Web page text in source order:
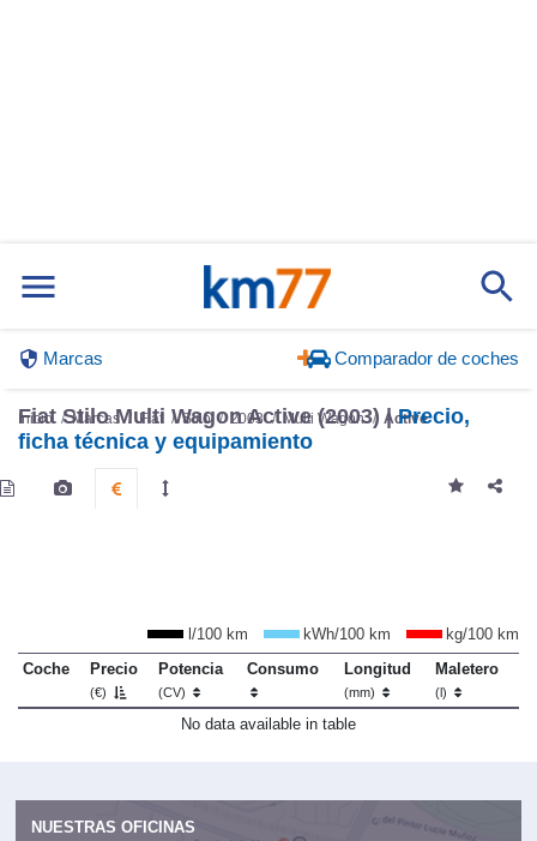
Marcas Comparador de coches
Inicio Marcas Fiat Stilo 2003 Multi Wagon Active
Fiat Stilo Multi Wagon Active (2003) |Precio,
ficha técnica y equipamiento
l/100 km kWh/100 km
kg/100 km
Coche
Precio
(€)
Potencia
(CV)
Consumo Longitud
(mm)
Maletero
(l)
No data available in table
NUESTRAS OFICINAS